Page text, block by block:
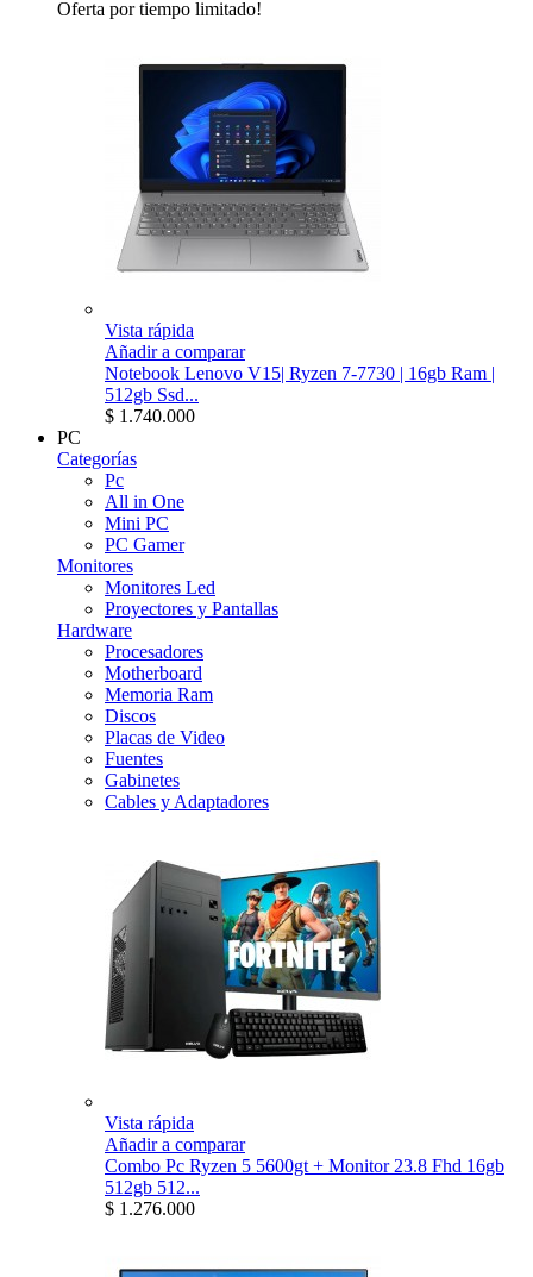
Oferta por tiempo limitado!
Vista rápida
Añadir a comparar
Notebook Lenovo V15| Ryzen 7-7730 | 16gb Ram |
512gb Ssd...
$ 1.740.000
PC
Categorías
Pc
All in One
Mini PC
PC Gamer
Monitores
Monitores Led
Proyectores y Pantallas
Hardware
Procesadores
Motherboard
Memoria Ram
Discos
Placas de Video
Fuentes
Gabinetes
Cables y Adaptadores
Vista rápida
Añadir a comparar
Combo Pc Ryzen 5 5600gt + Monitor 23.8 Fhd 16gb
512gb 512...
$ 1.276.000